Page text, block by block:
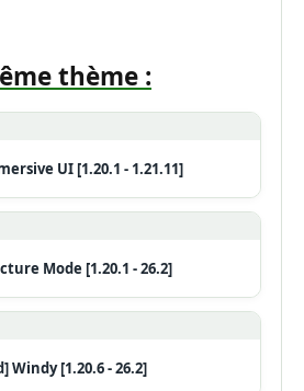
thème :
UI [1.20.1 - 1.21.11]
Mode [1.20.1 - 26.2]
Windy [1.20.6 - 26.2]